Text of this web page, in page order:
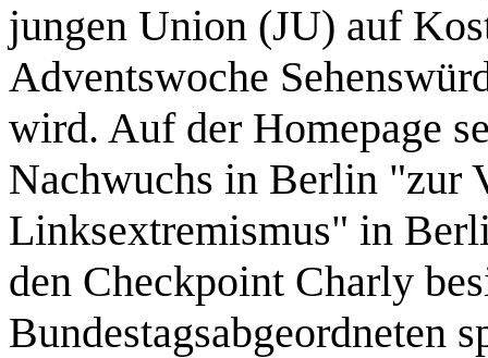
jungen Union (JU) auf
Adventswoche
wird. Auf der Homepage
Nachwuchs in Berlin "zur
Linksextremismus" in
den Checkpoint Charly
Bundestagsabgeordneten